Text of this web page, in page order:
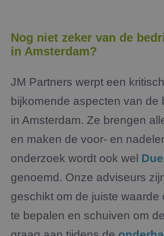
Nog niet zeker van de
in Amsterdam?
JM Partners werpt een
bijkomende aspecten van de
in Amsterdam. Ze brengen
en maken de voor- en
onderzoek wordt ook wel
genoemd. Onze adviseurs
geschikt om de juiste waarde
te bepalen en schuiven om